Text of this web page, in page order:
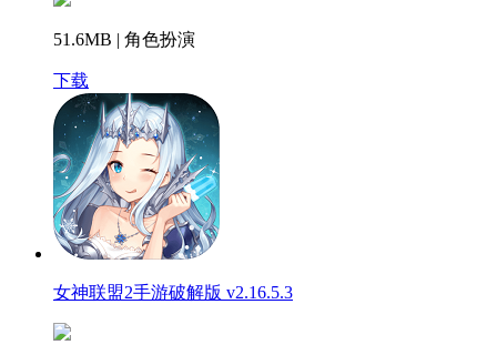
51.6MB | 角色扮演
下载
女神联盟2手游破解版 v2.16.5.3